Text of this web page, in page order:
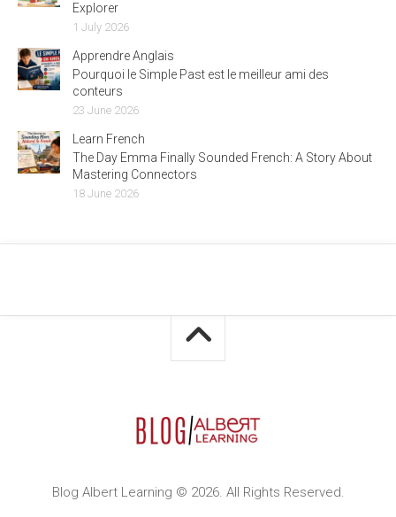
Explorer
1 July 2026
Apprendre Anglais
Pourquoi le Simple Past est le meilleur ami des
conteurs
23 June 2026
Learn French
The Day Emma Finally Sounded French: A Story About
Mastering Connectors
18 June 2026
Blog Albert Learning © 2026. All Rights Reserved.